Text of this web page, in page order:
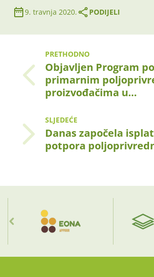
9. travnja 2020. PODIJELI
PRETHODNO
Objavljen Program
primarnim
proizvođačima u…
SLJEDEĆE
Danas započela
potpora